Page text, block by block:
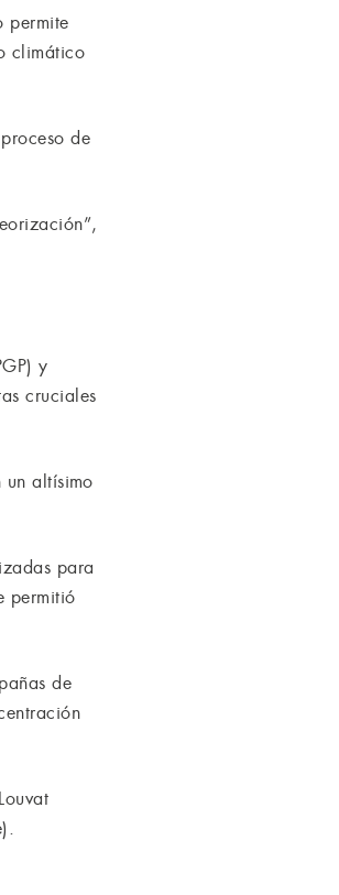
permite
climático
de
y
cruciales
altísimo
para
permitió
de